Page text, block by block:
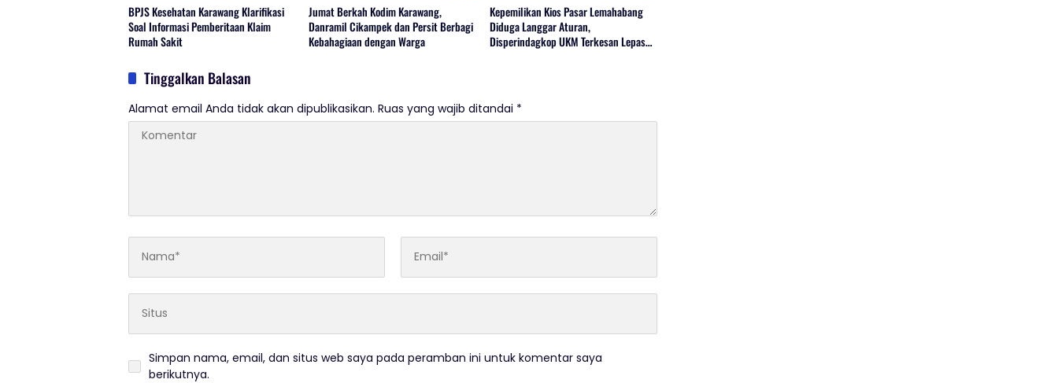
BPJS Kesehatan Karawang Klarifikasi
Soal Informasi Pemberitaan Klaim
Rumah Sakit
Jumat Berkah Kodim Karawang,
Danramil Cikampek dan Persit Berbagi
Kebahagiaan dengan Warga
Kepemilikan Kios Pasar Lemahabang
Diduga Langgar Aturan,
Disperindagkop UKM Terkesan Lepas
Tinggalkan Balasan
Alamat email Anda tidak akan dipublikasikan. Ruas yang wajib ditandai *
Simpan nama, email, dan situs web saya pada peramban ini untuk komentar saya
berikutnya.